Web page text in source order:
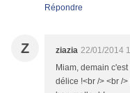
Répondre
Z ziazia 22/01/2014
Miam, demain
délice !<br /> <br /